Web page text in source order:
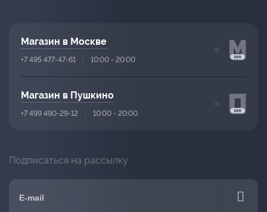
Магазин в Москве
+7 495 477-47-61 10:00 - 20:00
Магазин в Пушкино
+7 499 490-29-12 10:00 - 20:00
Подписаться на рассылку